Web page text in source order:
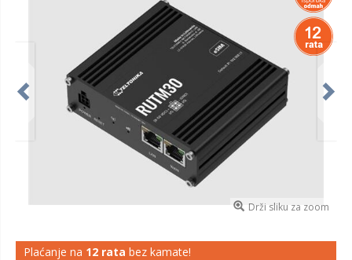
Drži sliku za zoom
Plaćanje na 12 rata bez kamate!